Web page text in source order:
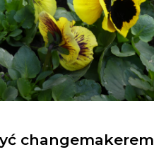
changemakerem